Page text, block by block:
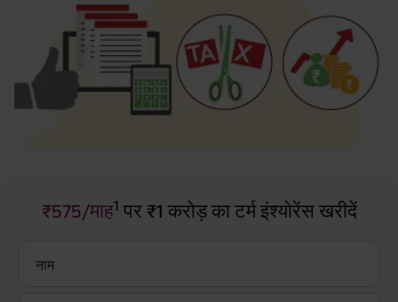
₹575/माह1 पर ₹1 करोड़ का टर्म इंश्योरेंस खरीदें
नाम